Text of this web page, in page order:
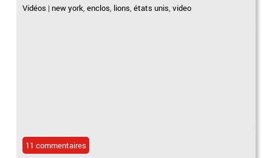
Vidéos | new york,enclos, lions,états unis,video
11 commentaires